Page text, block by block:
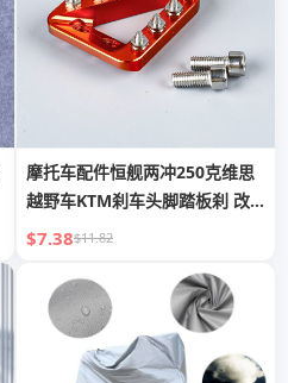
摩托车配件恒舰两冲250克维思
越野车KTM刹车头脚踏板刹 改
装三角板
$7.38$11.82